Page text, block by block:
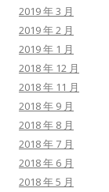
2019 年 3 月
2019 年 2 月
2019 年 1 月
2018 年 12 月
2018 年 11 月
2018 年 9 月
2018 年 8 月
2018 年 7 月
2018 年 6 月
2018 年 5 月